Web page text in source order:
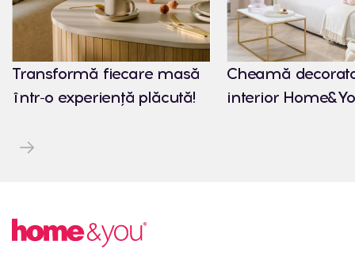
Transformă fiecare masă
într-o experiență plăcută!
Cheamă
interior